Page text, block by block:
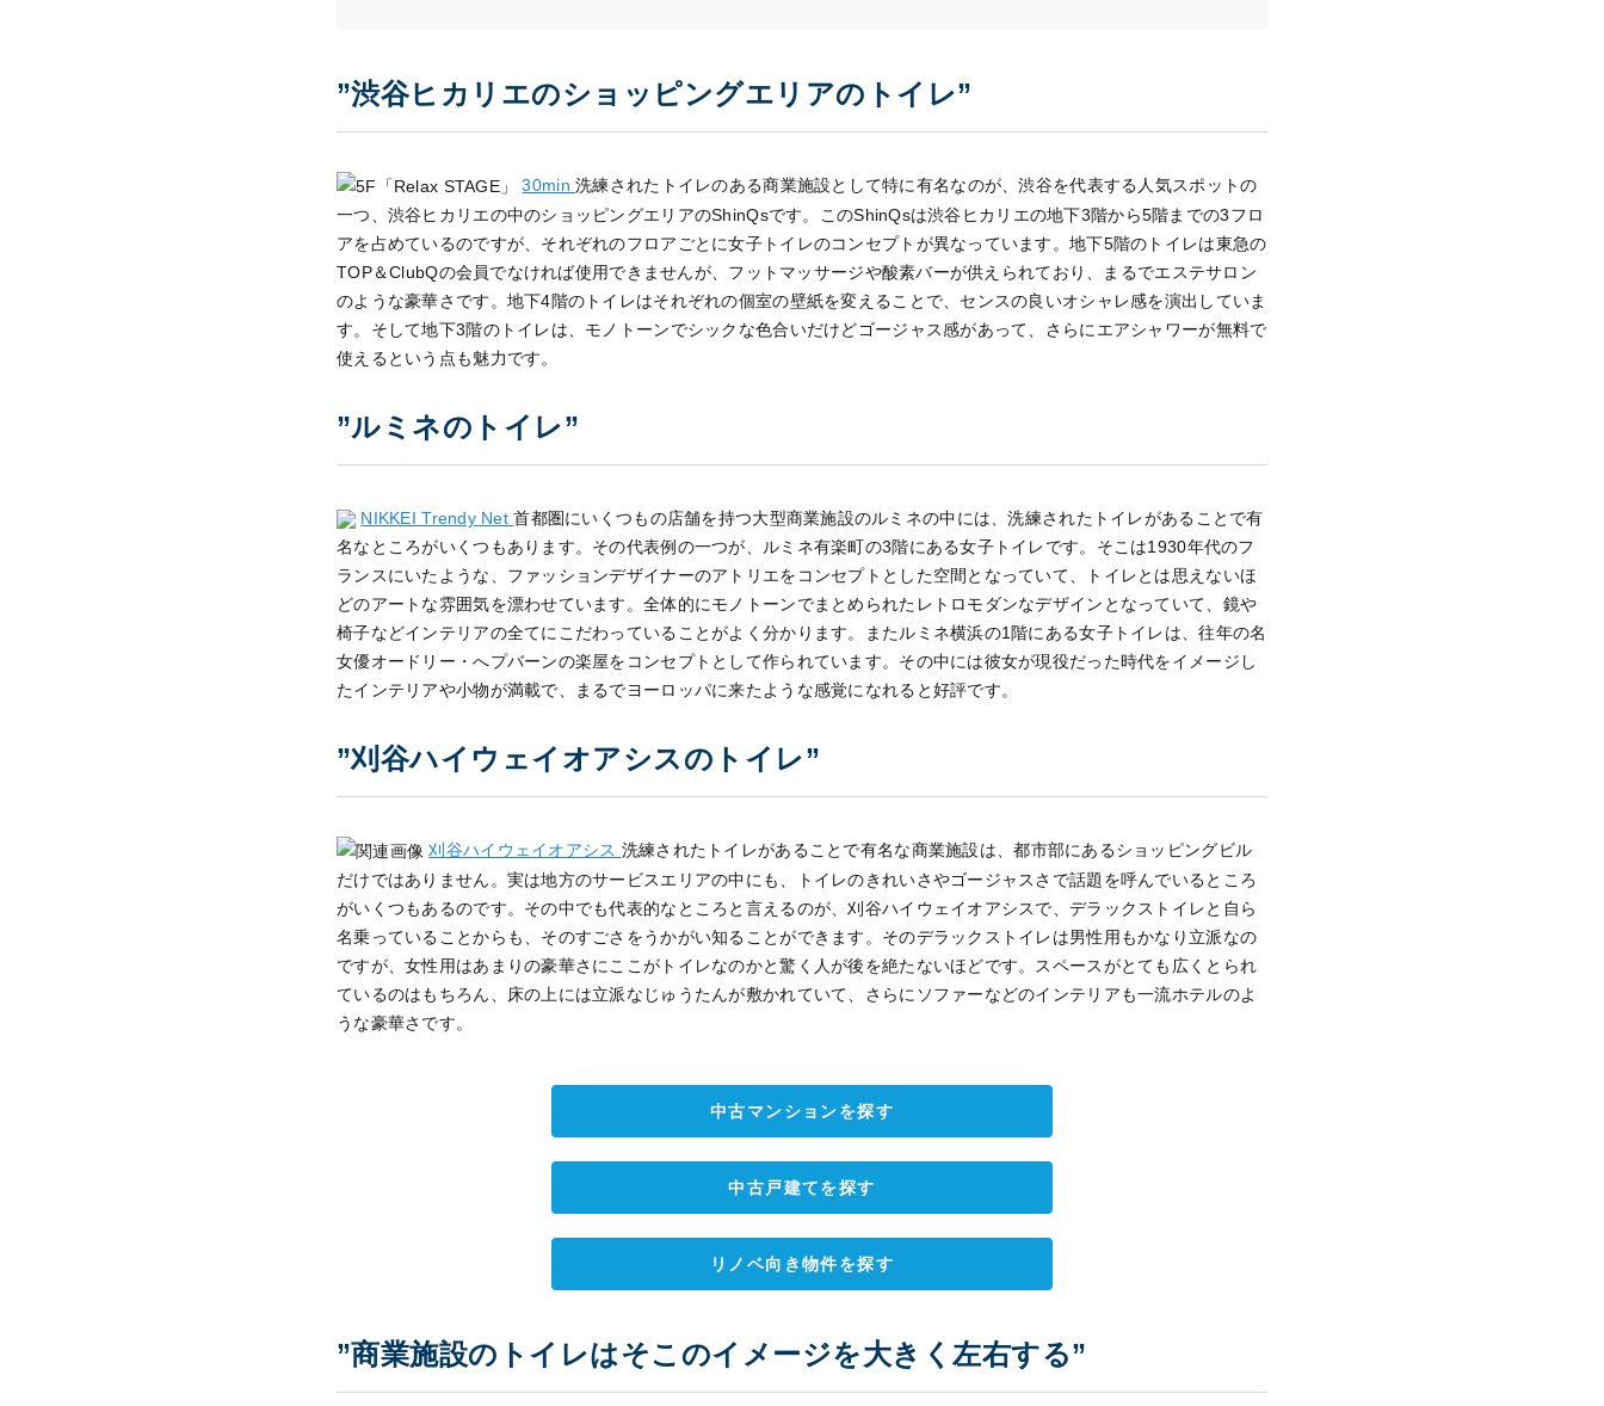
”渋谷ヒカリエのショッピングエリアのトイレ”
30min洗練されたトイレのある商業施設として特に有名なのが、渋谷を代表する人気スポットの
一つ、渋谷ヒカリエの中のショッピングエリアのShinQsです。このShinQsは渋谷ヒカリエの地下3階から5階までの3フロ
アを占めているのですが、それぞれのフロアごとに女子トイレのコンセプトが異なっています。地下5階のトイレは東急の
TOP＆ClubQの会員でなければ使用できませんが、フットマッサージや酸素バーが供えられており、まるでエステサロン
のような豪華さです。地下4階のトイレはそれぞれの個室の壁紙を変えることで、センスの良いオシャレ感を演出していま
す。そして地下3階のトイレは、モノトーンでシックな色合いだけどゴージャス感があって、さらにエアシャワーが無料で
使えるという点も魅力です。
”ルミネのトイレ”
NIKKEI Trendy Net首都圏にいくつもの店舗を持つ大型商業施設のルミネの中には、洗練されたトイレがあることで有
名なところがいくつもあります。その代表例の一つが、ルミネ有楽町の3階にある女子トイレです。そこは1930年代のフ
ランスにいたような、ファッションデザイナーのアトリエをコンセプトとした空間となっていて、トイレとは思えないほ
どのアートな雰囲気を漂わせています。全体的にモノトーンでまとめられたレトロモダンなデザインとなっていて、鏡や
椅子などインテリアの全てにこだわっていることがよく分かります。またルミネ横浜の1階にある女子トイレは、往年の名
女優オードリー・へプバーンの楽屋をコンセプトとして作られています。その中には彼女が現役だった時代をイメージし
たインテリアや小物が満載で、まるでヨーロッパに来たような感覚になれると好評です。
”刈谷ハイウェイオアシスのトイレ”
刈谷ハイウェイオアシス 洗練されたトイレがあることで有名な商業施設は、都市部にあるショッピングビル
だけではありません。実は地方のサービスエリアの中にも、トイレのきれいさやゴージャスさで話題を呼んでいるところ
がいくつもあるのです。その中でも代表的なところと言えるのが、刈谷ハイウェイオアシスで、デラックストイレと自ら
名乗っていることからも、そのすごさをうかがい知ることができます。そのデラックストイレは男性用もかなり立派なの
ですが、女性用はあまりの豪華さにここがトイレなのかと驚く人が後を絶たないほどです。スペースがとても広くとられ
ているのはもちろん、床の上には立派なじゅうたんが敷かれていて、さらにソファーなどのインテリアも一流ホテルのよ
うな豪華さです。
中古マンションを探す
中古戸建てを探す
リノベ向き物件を探す
”商業施設のトイレはそこのイメージを大きく左右する”